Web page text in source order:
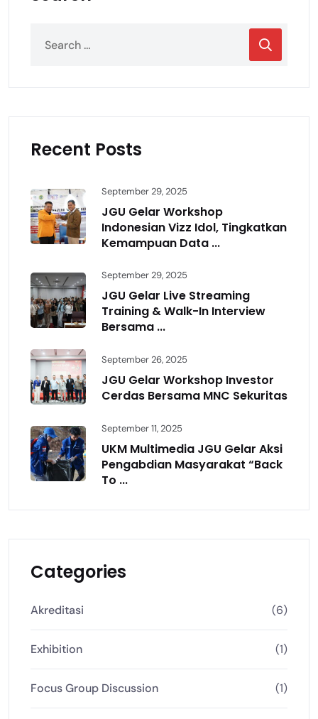
Recent Posts
September 29, 2025
JGU Gelar Workshop
Indonesian Vizz Idol, Tingkatkan
Kemampuan Data ...
September 29, 2025
JGU Gelar Live Streaming
Training & Walk-In Interview
Bersama ...
September 26, 2025
JGU Gelar Workshop Investor
Cerdas Bersama MNC Sekuritas
September 11, 2025
UKM Multimedia JGU Gelar Aksi
Pengabdian Masyarakat “Back
To ...
Categories
Akreditasi (6)
Exhibition (1)
Focus Group Discussion (1)